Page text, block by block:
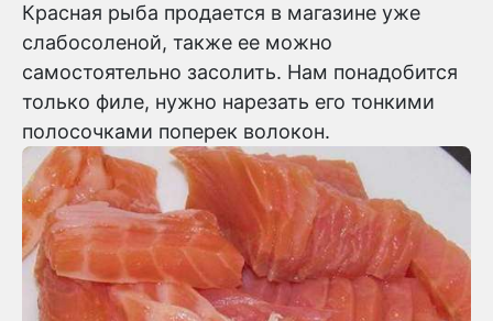
Красная рыба продается в магазине уже
слабосоленой, также ее можно
самостоятельно засолить. Нам понадобится
только филе, нужно нарезать его тонкими
полосочками поперек волокон.